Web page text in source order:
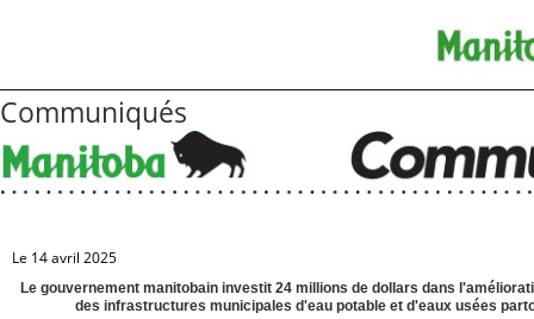
Communiqués
Le 14 avril 2025
Le gouvernement manitobain investit 24 millions de dollars dans
des infrastructures municipales d'eau potable et d'eaux usées